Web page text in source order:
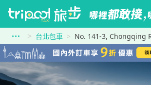
台北包車 No. 141-3, Chongqing